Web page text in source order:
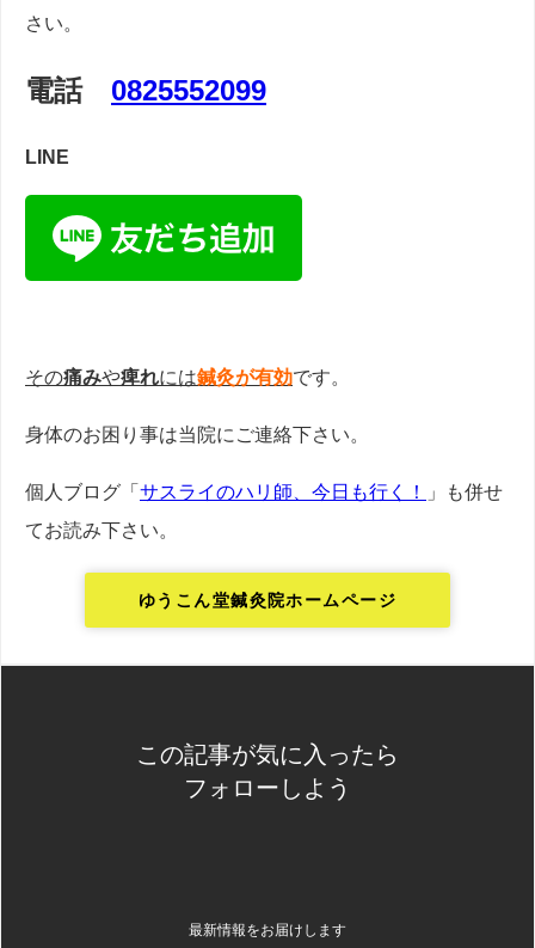
さい。
電話 0825552099
LINE
その痛みや痺れには鍼灸が有効です。
身体のお困り事は当院にご連絡下さい。
個人ブログ「 サスライのハリ師、今日も行く！
」も併せ
てお読み下さい。
ゆうこん堂鍼灸院ホームページ
この記事が気に入ったら
フォローしよう
最新情報をお届けします